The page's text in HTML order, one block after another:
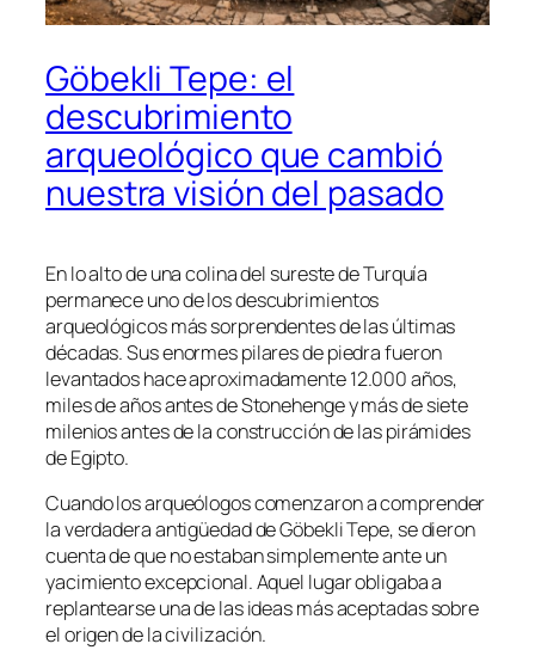
Göbekli Tepe: el
descubrimiento
arqueológico que cambió
nuestra visión del pasado
En lo alto de una colina del sureste de Turquía
permanece uno de los descubrimientos
arqueológicos más sorprendentes de las últimas
décadas. Sus enormes pilares de piedra fueron
levantados hace aproximadamente 12.000 años,
miles de años antes de Stonehenge y más de siete
milenios antes de la construcción de las pirámides
de Egipto.
Cuando los arqueólogos comenzaron a comprender
la verdadera antigüedad de Göbekli Tepe, se dieron
cuenta de que no estaban simplemente ante un
yacimiento excepcional. Aquel lugar obligaba a
replantearse una de las ideas más aceptadas sobre
el origen de la civilización.